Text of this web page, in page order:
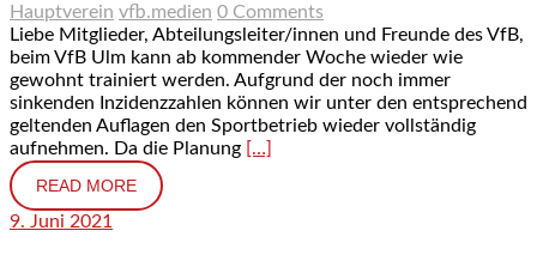
Hauptverein vfb.medien 0 Comments
Liebe Mitglieder, Abteilungsleiter/innen und Freunde des VfB,
beim VfB Ulm kann ab kommender Woche wieder wie
gewohnt trainiert werden. Aufgrund der noch immer
sinkenden Inzidenzzahlen können wir unter den entsprechend
geltenden Auflagen den Sportbetrieb wieder vollständig
aufnehmen. Da die Planung […]
READ MORE
9. Juni 2021